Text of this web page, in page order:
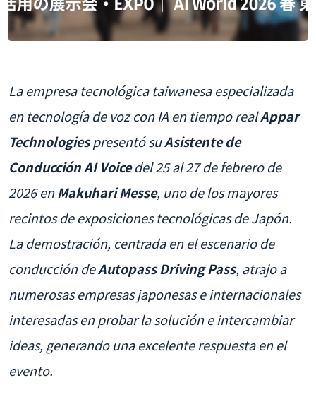
La empresa tecnológica taiwanesa especializada
en tecnología de voz con IA en tiempo realAppar
Technologiespresentó suAsistente de
Conducción AI Voicedel 25 al 27 de febrero de
2026 enMakuhari Messe, uno de los mayores
recintos de exposiciones tecnológicas de Japón.
La demostración, centrada en el escenario de
conducción deAutopass Driving Pass, atrajo a
numerosas empresas japonesas e internacionales
interesadas en probar la solución e intercambiar
ideas, generando una excelente respuesta en el
evento.